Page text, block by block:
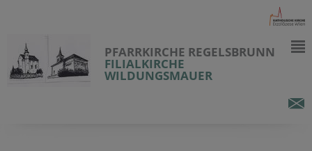
PFARRKIRCHE REGELSBRUNN
FILIALKIRCHE
WILDUNGSMAUER